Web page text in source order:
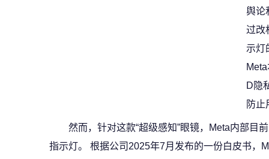
舆论
过改
示灯
D隐
防止
然而，针对这款“超级感知”眼镜，Meta内部目
指示灯。 根据公司2025年7月发布的一份白皮书，